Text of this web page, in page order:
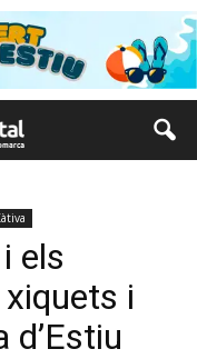
els
i
d’Estiu